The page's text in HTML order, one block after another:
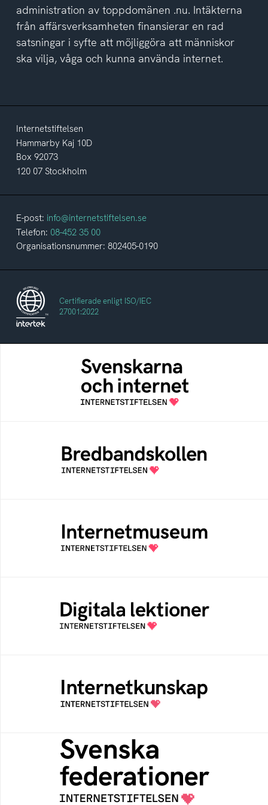
administration av toppdomänen .nu. Intäkterna
från affärsverksamheten finansierar en rad
satsningar i syfte att möjliggöra att människor
ska vilja, våga och kunna använda internet.
Internetstiftelsen
Hammarby Kaj 10D
Box 92073
120 07 Stockholm
E-post: info@internetstiftelsen.se
Telefon: 08-452 35 00
Organisationsnummer: 802405-0190
Certifierade enligt ISO/IEC
27001:2022
Svenskarna och internet
En årlig studie av svenska folkets
internetvanor
Bredbandskollen är ett oberoende
konsumentverktyg som drivs av
Internetstiftelsen
Ett digitalt museum som byggts, och kureras
av Internetstiftelsen
Öppen digital lärresurs med färdiga lektioner
för alla stadier i grundskolan
Samlad kunskap som hjälper dig att bli en
säker och medveten internetanvändare
Svenska federationer
Grunden för medlemskap i en sektors- eller
kontextspecifik federation